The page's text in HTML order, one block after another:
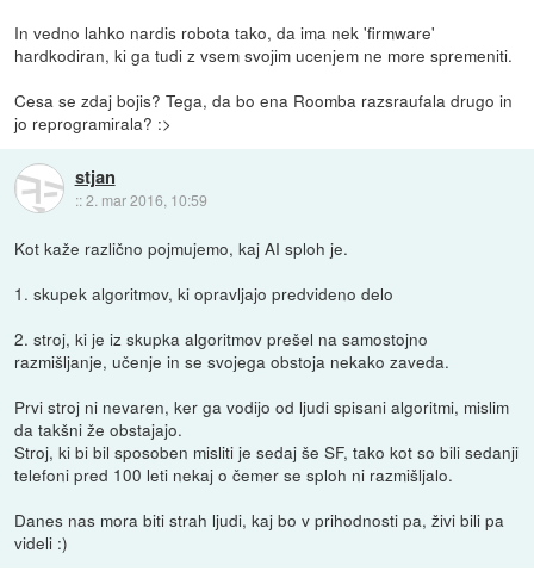
In vedno lahko nardis robota tako, da ima nek 'firmware'
hardkodiran, ki ga tudi z vsem svojim ucenjem ne more spremeniti.
Cesa se zdaj bojis? Tega, da bo ena Roomba razsraufala drugo in
jo reprogramirala? :>
stjan
::2. mar 2016, 10:59
Kot kaže različno pojmujemo, kaj AI sploh je.
1. skupek algoritmov, ki opravljajo predvideno delo
2. stroj, ki je iz skupka algoritmov prešel na samostojno
razmišljanje, učenje in se svojega obstoja nekako zaveda.
Prvi stroj ni nevaren, ker ga vodijo od ljudi spisani algoritmi, mislim
da takšni že obstajajo.
Stroj, ki bi bil sposoben misliti je sedaj še SF, tako kot so bili sedanji
telefoni pred 100 leti nekaj o čemer se sploh ni razmišljalo.
Danes nas mora biti strah ljudi, kaj bo v prihodnosti pa, živi bili pa
videli :)